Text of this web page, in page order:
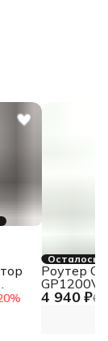
%
Осталось
4 940 ₽6
Роутер
GP1200V